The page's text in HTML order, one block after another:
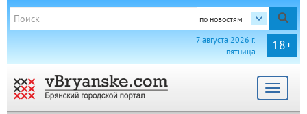
по новостям
18+
7 августа 2026 г.
пятница
Toggle